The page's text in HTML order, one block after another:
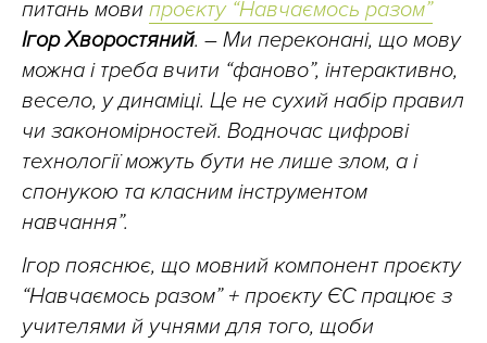
питань мови проєкту “Навчаємось разом”
Ігор Хворостяний. – Ми переконані, що мову
можна і треба вчити “фаново”, інтерактивно,
весело, у динаміці. Це не сухий набір правил
чи закономірностей. Водночас цифрові
технології можуть бути не лише злом, а і
спонукою та класним інструментом
навчання”.
Ігор пояснює, що мовний компонент проєкту
“Навчаємось разом” + проєкту ЄС працює з
учителями й учнями для того, щоби